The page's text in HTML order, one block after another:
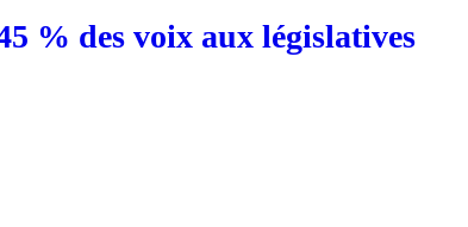
% des voix aux législatives